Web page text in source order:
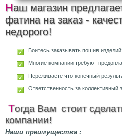
Наш магазин предлагает пошив юбок из
фатина на заказ -
недорого!
Боитесь заказывать пошив
Многие компании требуют
Переживаете что конечный
Ответственность за коллективный
Тогда Вам стоит сделать заказ в нашей
компании!
Наши преимущества :